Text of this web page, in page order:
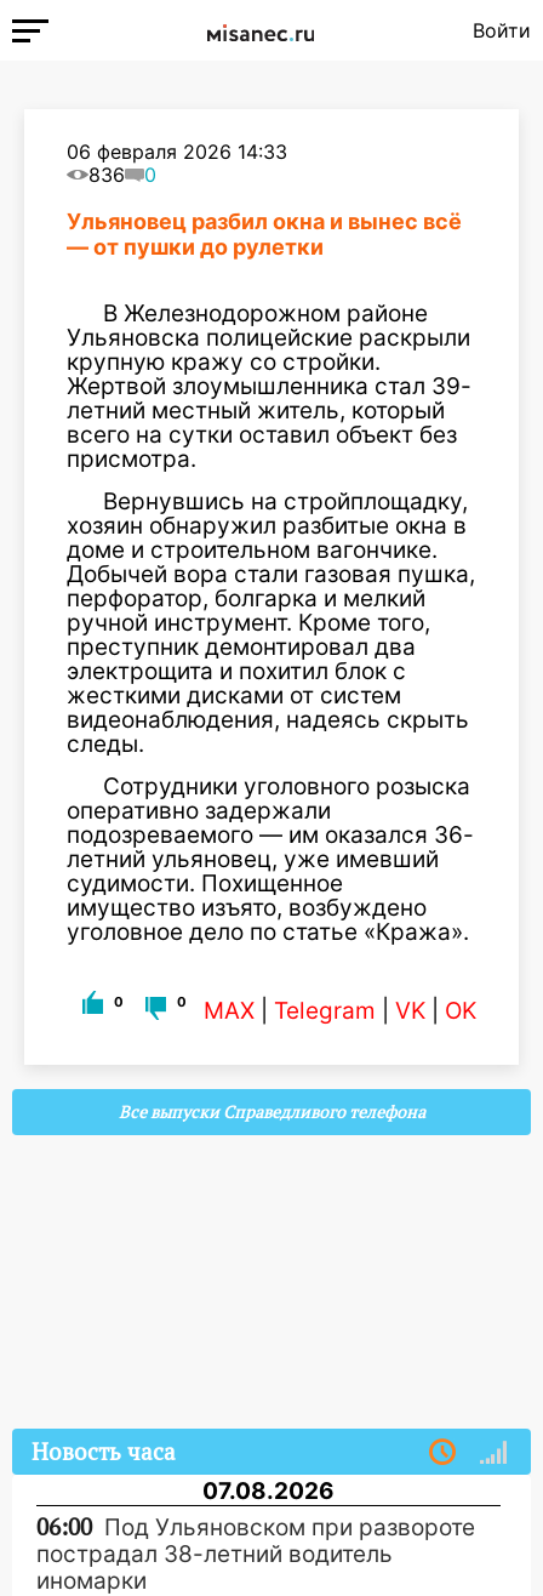
Войти
06 февраля 2026 14:33
836
0
Ульяновец разбил окна и вынес всё
— от пушки до рулетки
В Железнодорожном районе
Ульяновска полицейские раскрыли
крупную кражу со стройки.
Жертвой злоумышленника стал 39-
летний местный житель, который
всего на сутки оставил объект без
присмотра.
Вернувшись на стройплощадку,
хозяин обнаружил разбитые окна в
доме и строительном вагончике.
Добычей вора стали газовая пушка,
перфоратор, болгарка и мелкий
ручной инструмент. Кроме того,
преступник демонтировал два
электрощита и похитил блок с
жесткими дисками от систем
видеонаблюдения, надеясь скрыть
следы.
Сотрудники уголовного розыска
оперативно задержали
подозреваемого — им оказался 36-
летний ульяновец, уже имевший
судимости. Похищенное
имущество изъято, возбуждено
уголовное дело по статье «Кража».
0 0 MAX Telegram VK OK
Все выпуски Справедливого телефона
Новость часа
07.08.2026
06:00 Под Ульяновском при развороте
пострадал 38-летний водитель
иномарки